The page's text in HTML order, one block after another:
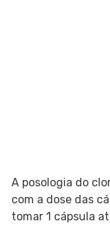
A posologia do
com a dose das
tomar 1 cápsula